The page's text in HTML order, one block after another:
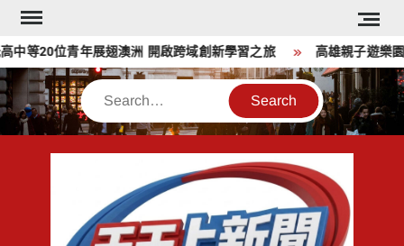
Skip
content
等20位青年展翅澳洲 開啟跨域創新學習之旅 高雄親子遊樂園開
Search